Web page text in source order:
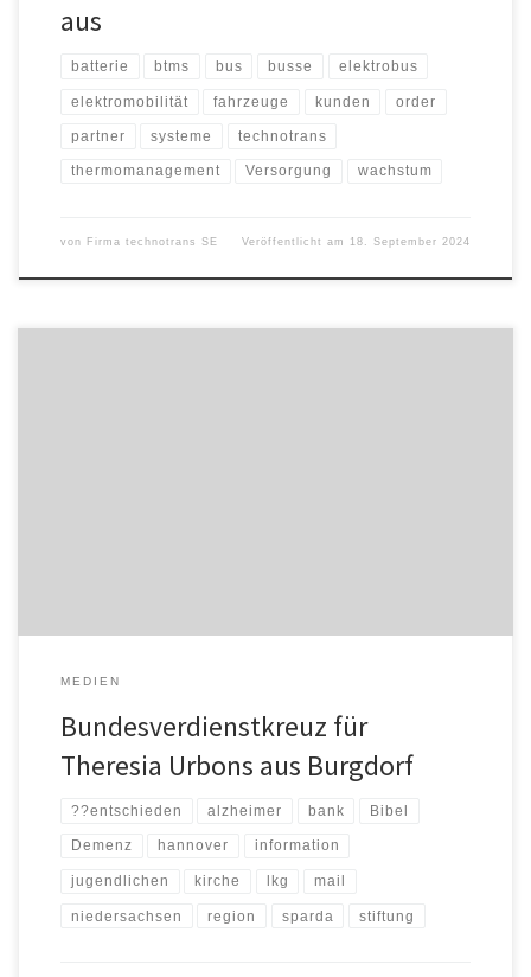
aus
batterie btms bus busse elektrobus
elektromobilität fahrzeuge kunden order
partner systeme technotrans
thermomanagement Versorgung wachstum
von Firma technotrans SE Veröffentlicht am 18. September 2024
MEDIEN
Bundesverdienstkreuz für
Theresia Urbons aus Burgdorf
??entschieden alzheimer bank Bibel
Demenz hannover information
jugendlichen kirche lkg mail
niedersachsen region sparda stiftung